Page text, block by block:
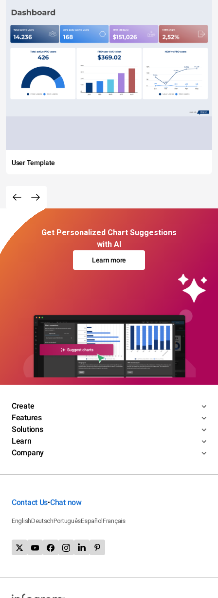
User Template
Get Personalized Chart Suggestions
with AI
Learn more
Create
Features
Solutions
Learn
Company
Contact Us•Chat now
EnglishDeutschPortuguêsEspañolFrançais